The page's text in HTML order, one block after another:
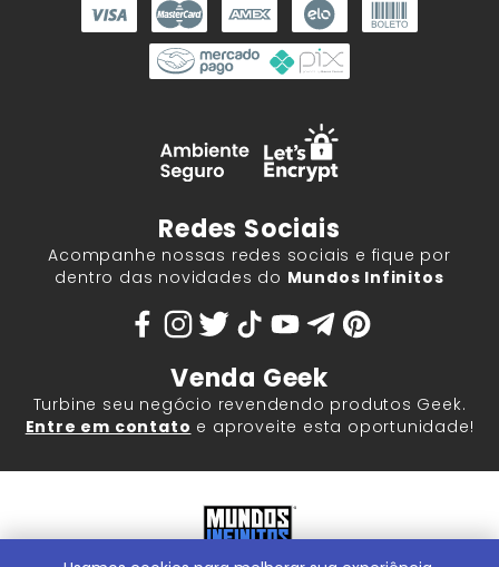
Redes Sociais
Acompanhe nossas redes sociais e fique por
dentro das novidades do Mundos Infinitos
Venda Geek
Turbine seu negócio revendendo produtos Geek.
Entre em contato e aproveite esta oportunidade!